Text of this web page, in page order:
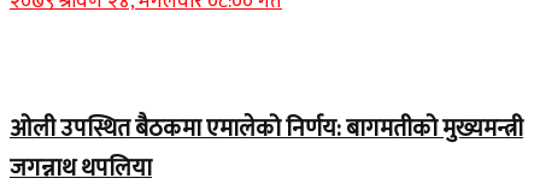
ओली उपस्थित बैठकमा एमालेको निर्णय: बागमतीको मुख्यमन्त्री
जगन्नाथ थपलिया